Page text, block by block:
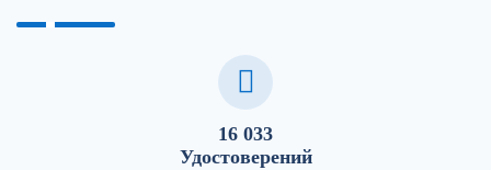
16 033
Удостоверений